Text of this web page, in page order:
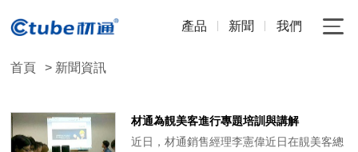
產品 新聞 我們
首頁 > 新聞資訊
材通為靚美客進行專題培訓與講解
近日，材通銷售經理李憲偉近日在靚美客總